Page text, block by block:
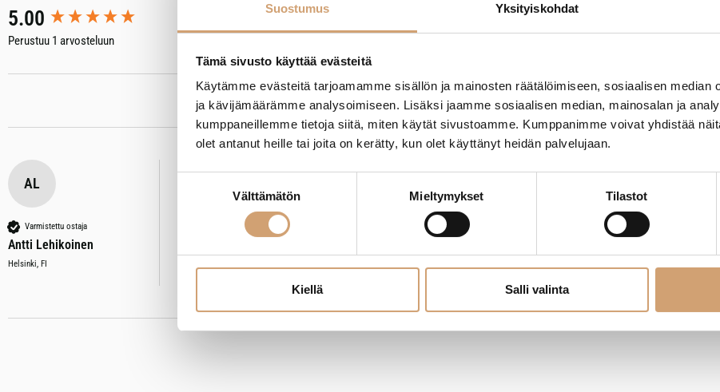
Suostumus Yksityiskohdat
Tämä sivusto käyttää evästeitä
Käytämme evästeitä tarjoamamme sisällön ja mainosten räätälöimiseen, sosiaalisen median
ja kävijämäärämme analysoimiseen. Lisäksi jaamme sosiaalisen median, mainosalan ja
kumppaneillemme tietoja siitä, miten käytät sivustoamme. Kumppanimme voivat yhdistää
olet antanut heille tai joita on kerätty, kun olet käyttänyt heidän palvelujaan.
Välttämätön Mieltymykset Tilastot
Kiellä Salli valinta
5.00
Perustuu 1 arvosteluun
AL
Varmistettu ostaja
Antti Lehikoinen
Helsinki, FI
Stölzle Lausitz Coupé laakea kuohuviinilasi 23cl
Arvostelija ei jättänyt kommenttia
Oliko tämä arvostelu hyödyllinen? Kyllä Ilmoita Jaa
New content loaded